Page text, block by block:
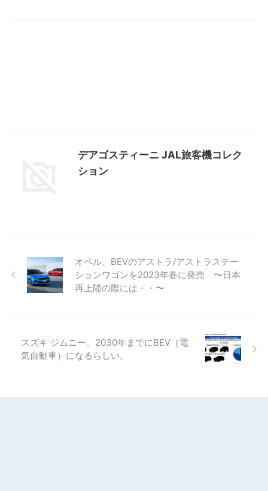
デアゴスティーニ JAL旅客機コレク
ション
オペル、BEVのアストラ/アストラステー
ションワゴンを2023年春に発売 〜日本
再上陸の際には・・〜
スズキ ジムニー、2030年までにBEV（電
気自動車）になるらしい。